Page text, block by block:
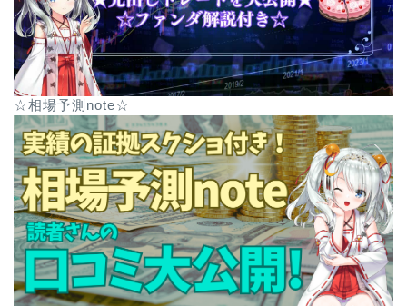
☆相場予測note☆